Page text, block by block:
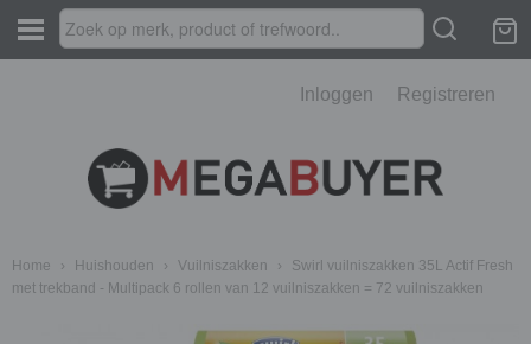
Inloggen Registreren
Home › Huishouden › Vuilniszakken ›
Swirl vuilniszakken 35L Actif Fresh
met trekband - Multipack 6 rollen van 12 vuilniszakken = 72 vuilniszakken